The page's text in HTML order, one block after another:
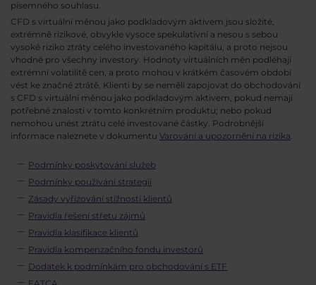
písemného souhlasu.
CFD s virtuální měnou jako podkladovým aktivem jsou složité,
extrémně rizikové, obvykle vysoce spekulativní a nesou s sebou
vysoké riziko ztráty celého investovaného kapitálu, a proto nejsou
vhodné pro všechny investory. Hodnoty virtuálních měn podléhají
extrémní volatilitě cen, a proto mohou v krátkém časovém období
vést ke značné ztrátě. Klienti by se neměli zapojovat do obchodování
s CFD s virtuální měnou jako podkladovým aktivem, pokud nemají
potřebné znalosti v tomto konkrétním produktu; nebo pokud
nemohou unést ztrátu celé investované částky. Podrobnější
informace naleznete v dokumentu Varování a upozornění na rizika.
Podmínky poskytování služeb
Podmínky používání strategií
Zásady vyřizování stížností klientů
Pravidla řešení střetu zájmů
Pravidla klasifikace klientů
Pravidla kompenzačního fondu investorů
Dodatek k podmínkám pro obchodování s ETF